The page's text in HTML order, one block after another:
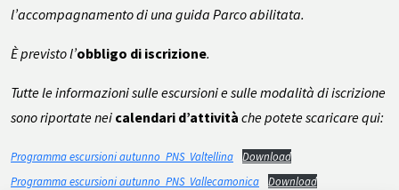
l’accompagnamento di una guida Parco abilitata.
È previsto l’obbligo di iscrizione.
Tutte le informazioni sulle escursioni e sulle modalità di iscrizione
sono riportate nei calendari d’attività che potete scaricare qui:
Programma escursioni autunno_PNS_Valtellina
Download
Programma escursioni autunno_PNS_Vallecamonica
Download